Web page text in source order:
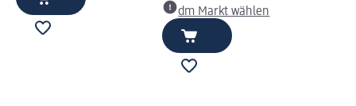
dm Markt wählen